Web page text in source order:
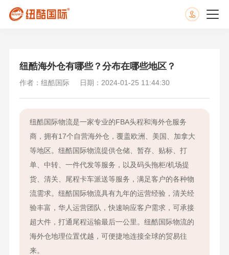
纽酷海外仓有哪些？分布在哪些地区？
作者：纽酷国际 日期：2024-01-25 11:44:30
纽酷国际物流是一家专业的FBA头程和海外仓服务
商，拥有17个自营海外仓，覆盖欧洲、美国、加拿大
等地区。纽酷国际物流提供仓储、暂存、贴标、打
单、中转、一件代发等服务，以及码头拖柜/机场提
货、清关、尾程卡车派送等服务，满足客户的各种物
流需求。纽酷国际物流具有九年的运营经验，清关经
验丰富，华人运营团队，快速响应客户需求，可承接
超大件，打通尾程运输最后一公里。纽酷国际物流的
海外仓地理位置优越，可便捷地连接全球的贸易往
来。